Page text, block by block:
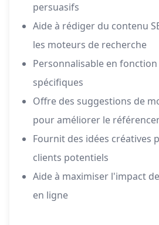
persuasifs
Aide à rédiger du contenu
les moteurs de recherche
Personnalisable en
spécifiques
Offre des suggestions de
pour améliorer le
Fournit des idées créatives
clients potentiels
Aide à maximiser l'impact
en ligne